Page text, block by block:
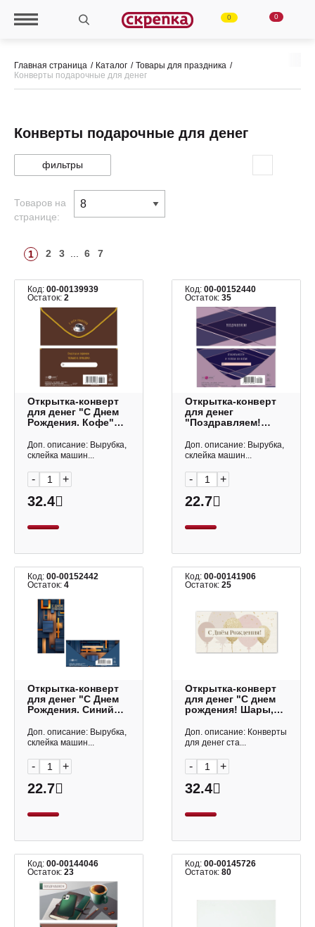
0 0
Главная страница Каталог
Товары для праздника
Конверты подарочные для денег
Конверты подарочные для денег
фильтры
Товаров на
странице:
1 2 3 6 7
Код: 00-00139939
Остаток: 2
Открытка-конверт
для денег "С Днем
Рождения. Кофе"
Арт Дизайн
Доп. описание: Вырубка,
склейка машин...
- +
32.4
Код:00-00152440
Остаток:35
Открытка-конверт
для денег
"Поздравляем!
настроение"
8,3*16,7см 0322.767
Доп. описание: Вырубка,
склейка машин...
- +
22.7
Код: 00-00152442
Остаток: 4
Открытка-конверт
для денег "С Днем
Рождения. Синий
0322.770 Арт Дизайн
Доп. описание: Вырубка,
склейка машин...
- +
22.7
Код:00-00141906
Остаток:25
Открытка-конверт
для денег "С днем
рождения! Шары,
8,1*16,4см 8409
Квадра
Доп. описание: Конверты
для денег ста...
- +
32.4
Код: 00-00144046
Остаток: 23
Код:00-00145726
Остаток:80